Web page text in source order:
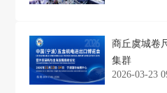
商丘虞城卷
集群
2026-03-23